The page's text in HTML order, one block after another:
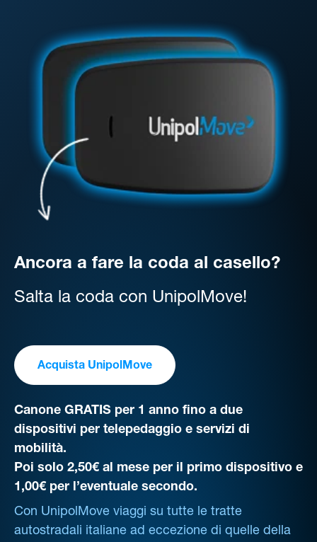
Ancora a fare la coda al casello?
Salta la coda con UnipolMove!
Acquista UnipolMove
Canone GRATIS per 1 anno fino a due
dispositivi per telepedaggio e servizi di
mobilità.
Poi solo 2,50€ al mese per il primo dispositivo e
1,00€ per l’eventuale secondo.
Con UnipolMove viaggi su tutte le tratte
autostradali italiane ad eccezione di quelle della